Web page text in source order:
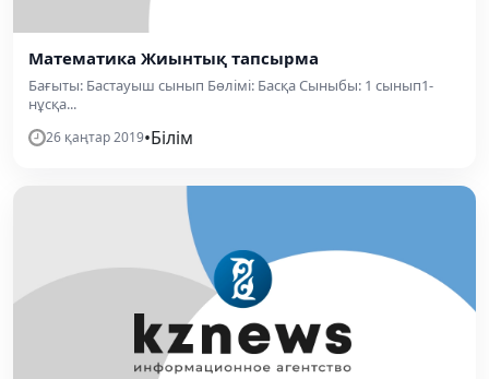
Математика Жиынтық тапсырма
Бағыты: Бастауыш сынып Бөлімі: Басқа Сыныбы: 1 сынып1-
нұсқа...
26 қаңтар 2019•Білім